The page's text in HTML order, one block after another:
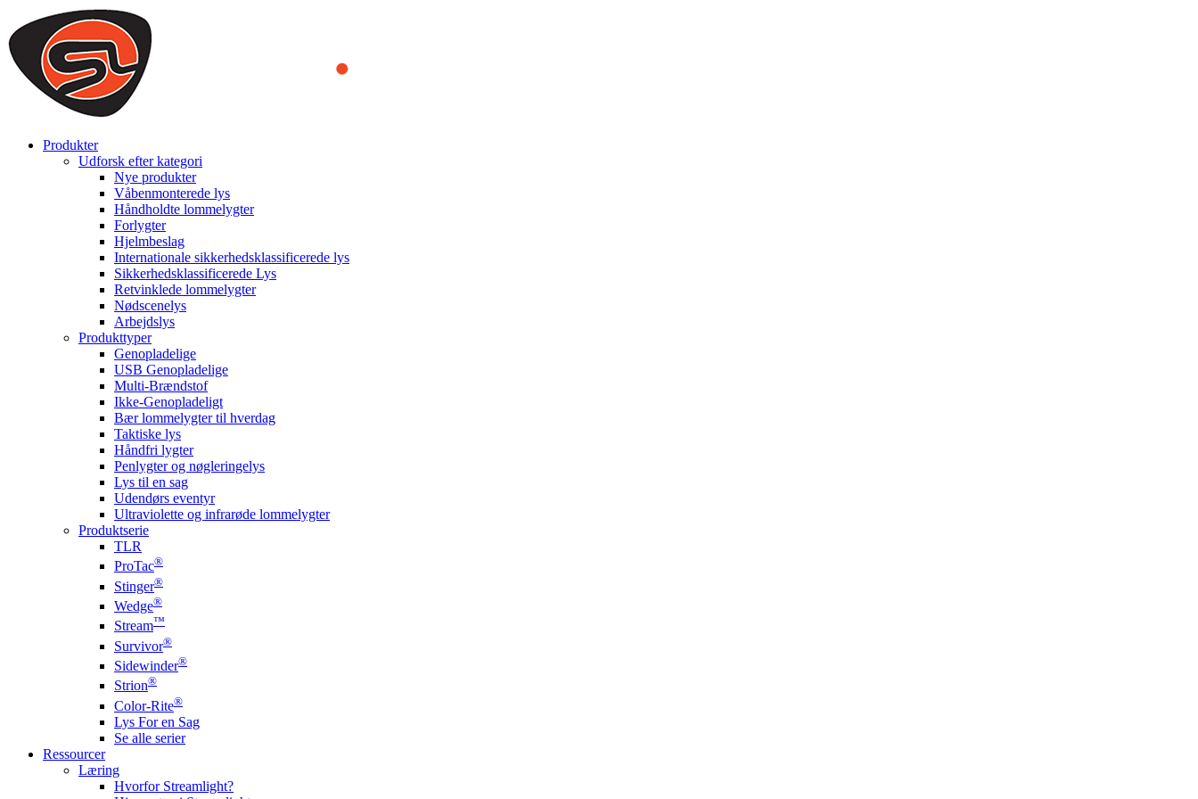
We use cookies to ensure that we provide you the best experience on our website. By continuing to browse this website, you accept that cookies are used to help us analyze how the website is used and to offer
you a better experience. To learn more or to find out how you can disable cookies, you can access our
ACCEPT AND CLOSE
Produkter
Udforsk efter kategori
Nye produkter
Våbenmonterede lys
Håndholdte lommelygter
Forlygter
Hjelmbeslag
Internationale sikkerhedsklassificerede lys
Sikkerhedsklassificerede Lys
Retvinklede lommelygter
Nødscenelys
Arbejdslys
Produkttyper
Genopladelige
USB Genopladelige
Multi-Brændstof
Ikke-Genopladeligt
Bær lommelygter til hverdag
Taktiske lys
Håndfri lygter
Penlygter og nøgleringelys
Lys til en sag
Udendørs eventyr
Ultraviolette og infrarøde lommelygter
Produktserie
TLR
ProTac®
Stinger®
Wedge®
Stream™
Survivor®
Sidewinder®
Strion®
Color-Rite®
Lys For en Sag
Se alle serier
Ressourcer
Læring
Hvorfor Streamlight?